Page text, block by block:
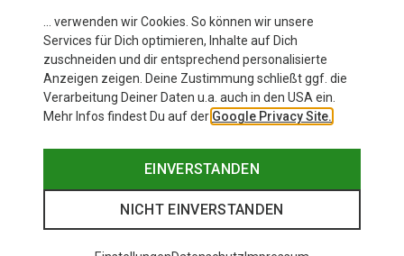
Ortlieb
189,95 €
… verwenden wir Cookies. So können wir unsere
Services für Dich optimieren, Inhalte auf Dich
zuschneiden und dir entsprechend personalisierte
Anzeigen zeigen. Deine Zustimmung schließt ggf. die
Verarbeitung Deiner Daten u.a. auch in den USA ein.
Mehr Infos findest Du auf der Google Privacy Site.
EINVERSTANDEN
NICHT EINVERSTANDEN